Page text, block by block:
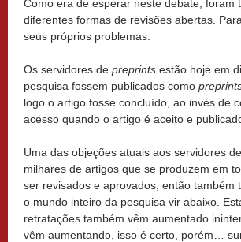
Como era de esperar neste debate,
diferentes formas de revisões abertas.
seus próprios problemas.
Os servidores de preprints estão hoje em
pesquisa fossem publicados como
logo o artigo fosse concluído, ao invés de
acesso quando o artigo é aceito e
Uma das objeções atuais aos servidores de
milhares de artigos que se produzem em
ser revisados e aprovados, então
o mundo inteiro da pesquisa vir abaixo.
retratações também vêm aumentado
vêm aumentando, isso é certo, porém…